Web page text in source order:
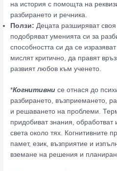
на история с помощта на
разбирането и речника.
Ползи: Децата разширяват
подобряват уменията си за
способността си да се
мислят критично, да правят
развият любов към ученето.
*Когнитивни се отнася до
разбирането, възприемането,
и решаването на проблеми.
придобиват знания,
света около тях. Когнитивните
памет, език, възприятие и
вземане на решения и